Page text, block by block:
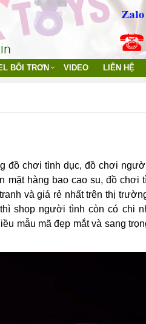
BÔI TRƠN VIDEO LIÊN HỆ
đồ chơi tình dục, đồ chơi
hàng bao cao su, đồ chơi
và giá rẻ nhất trên thị
shop người tình còn có chi
mẫu mã đẹp mắt và sang